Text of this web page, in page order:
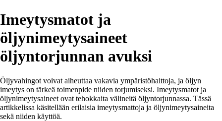
Imeytysmatot ja
öljynimeytysaineet
öljyntorjunnan avuksi
Öljyvahingot voivat aiheuttaa vakavia ympäristöhaittoja, ja öljyn
imeytys on tärkeä toimenpide niiden torjumiseksi. Imeytysmatot ja
öljynimeytysaineet ovat tehokkaita välineitä öljyntorjunnassa. Tässä
artikkelissa käsitellään erilaisia imeytysmattoja ja öljynimeytysaineita
sekä niiden käyttöä.